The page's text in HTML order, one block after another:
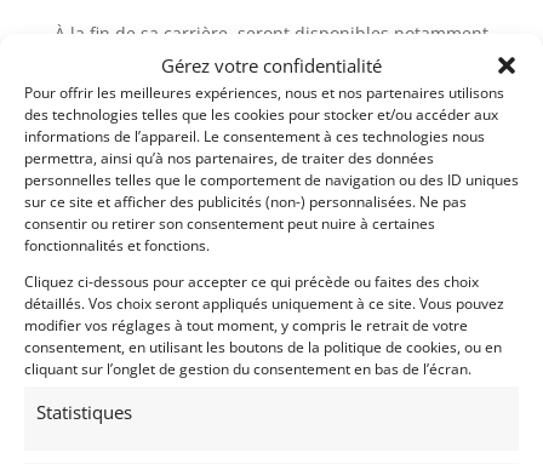
Gérez votre confidentialité
Pour offrir les meilleures expériences, nous et nos partenaires utilisons
des technologies telles que les cookies pour stocker et/ou accéder aux
informations de l’appareil. Le consentement à ces technologies nous
permettra, ainsi qu’à nos partenaires, de traiter des données
personnelles telles que le comportement de navigation ou des ID uniques
sur ce site et afficher des publicités (non-) personnalisées. Ne pas
consentir ou retirer son consentement peut nuire à certaines
fonctionnalités et fonctions.
Cliquez ci-dessous pour accepter ce qui précède ou faites des choix
détaillés. Vos choix seront appliqués uniquement à ce site. Vous pouvez
modifier vos réglages à tout moment, y compris le retrait de votre
consentement, en utilisant les boutons de la politique de cookies, ou en
cliquant sur l’onglet de gestion du consentement en bas de l’écran.
Statistiques
À la fin de sa carrière, seront disponibles notamment
à travers le kit GTC, des disques de freins en
céramique, un différentiel taré différemment, des
suspensions plus fermes et une évolution moteur à
540 ch.
Demandez une expertise de ce modèle
Partager cette annonce